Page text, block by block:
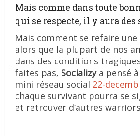
Mais comme dans toute
qui se respecte, il y aura
Mais comment se refaire une
alors que la plupart de nos
dans des conditions
faites pas, Socializya pensé
mini réseau social 22-
chaque survivant pourra se
et retrouver d’autres